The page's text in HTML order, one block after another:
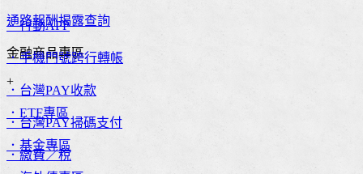
．行動APP
．手機門號跨行轉帳
．台灣PAY收款
．台灣PAY掃碼支付
．繳費／稅
通路報酬揭露查詢
金融商品專區
+
．ETF專區
．基金專區